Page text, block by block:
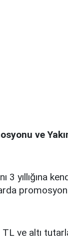
ve
3 yıllığına
promosyon
TL ve altı